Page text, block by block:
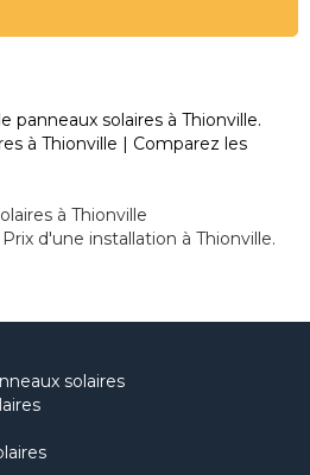
panneaux solaires à Thionville.
à Thionville | Comparez les
à Thionville
d'une installation à Thionville.
solaires